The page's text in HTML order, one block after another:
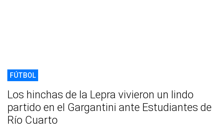
FÚTBOL
Los hinchas de la Lepra vivieron un lindo
partido en el Gargantini ante Estudiantes de
Río Cuarto